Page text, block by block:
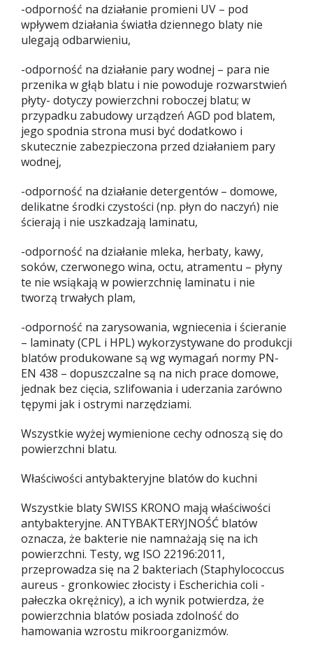
-odporność na działanie promieni UV – pod
wpływem działania światła dziennego blaty nie
ulegają odbarwieniu,
-odporność na działanie pary wodnej – para nie
przenika w głąb blatu i nie powoduje rozwarstwień
płyty- dotyczy powierzchni roboczej blatu; w
przypadku zabudowy urządzeń AGD pod blatem,
jego spodnia strona musi być dodatkowo i
skutecznie zabezpieczona przed działaniem pary
wodnej,
-odporność na działanie detergentów – domowe,
delikatne środki czystości (np. płyn do naczyń) nie
ścierają i nie uszkadzają laminatu,
-odporność na działanie mleka, herbaty, kawy,
soków, czerwonego wina, octu, atramentu – płyny
te nie wsiąkają w powierzchnię laminatu i nie
tworzą trwałych plam,
-odporność na zarysowania, wgniecenia i ścieranie
– laminaty (CPL i HPL) wykorzystywane do produkcji
blatów produkowane są wg wymagań normy PN-
EN 438 – dopuszczalne są na nich prace domowe,
jednak bez cięcia, szlifowania i uderzania zarówno
tępymi jak i ostrymi narzędziami.
Wszystkie wyżej wymienione cechy odnoszą się do
powierzchni blatu.
Właściwości antybakteryjne blatów do kuchni
Wszystkie blaty SWISS KRONO mają właściwości
antybakteryjne. ANTYBAKTERYJNOŚĆ blatów
oznacza, że bakterie nie namnażają się na ich
powierzchni. Testy, wg ISO 22196:2011,
przeprowadza się na 2 bakteriach (Staphylococcus
aureus - gronkowiec złocisty i Escherichia coli -
pałeczka okrężnicy), a ich wynik potwierdza, że
powierzchnia blatów posiada zdolność do
hamowania wzrostu mikroorganizmów.